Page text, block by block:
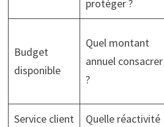
protéger ?
Budget
disponible
Quel montant
annuel consacrer
?
Service client
Quelle réactivité